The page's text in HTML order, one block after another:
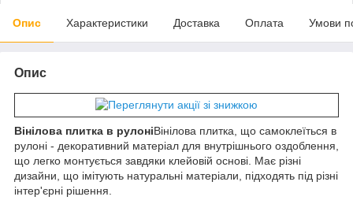
Опис Характеристики Доставка Оплата Умови
Опис
Вінілова плитка в рулоніВінілова плитка, що самоклеїться в
рулоні - декоративний матеріал для внутрішнього оздоблення,
що легко монтується завдяки клейовій основі. Має різні
дизайни, що імітують натуральні матеріали, підходять під різні
інтер'єрні рішення.